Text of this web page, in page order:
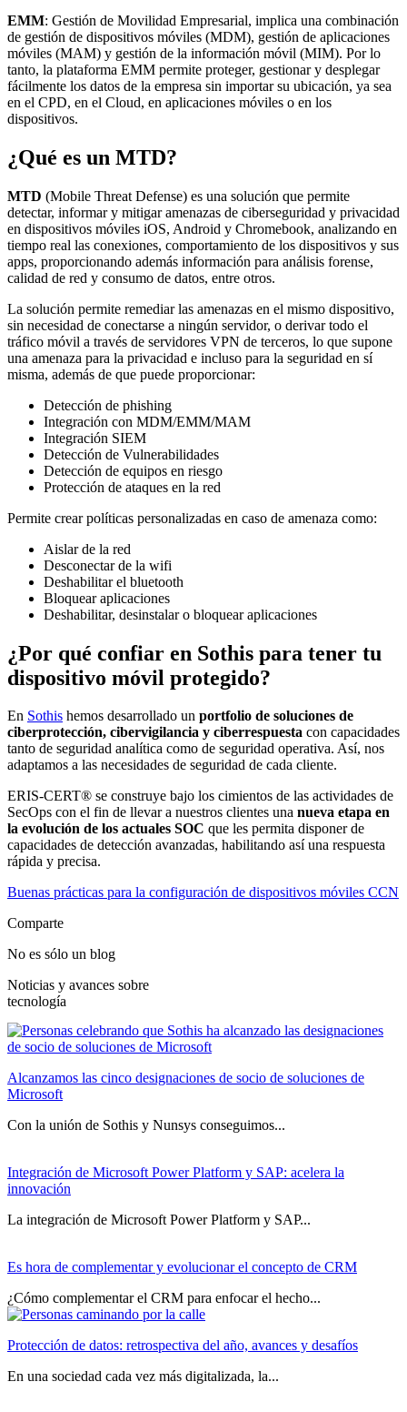
EMM: Gestión de Movilidad Empresarial, implica una combinación
de gestión de dispositivos móviles (MDM), gestión de aplicaciones
móviles (MAM) y gestión de la información móvil (MIM). Por lo
tanto, la plataforma EMM permite proteger, gestionar y desplegar
fácilmente los datos de la empresa sin importar su ubicación, ya sea
en el CPD, en el Cloud, en aplicaciones móviles o en los
dispositivos.
¿Qué es un MTD?
MTD (Mobile Threat Defense) es una solución que permite
detectar, informar y mitigar amenazas de ciberseguridad y privacidad
en dispositivos móviles iOS, Android y Chromebook, analizando en
tiempo real las conexiones, comportamiento de los dispositivos y sus
apps, proporcionando además información para análisis forense,
calidad de red y consumo de datos, entre otros.
La solución permite remediar las amenazas en el mismo dispositivo,
sin necesidad de conectarse a ningún servidor, o derivar todo el
tráfico móvil a través de servidores VPN de terceros, lo que supone
una amenaza para la privacidad e incluso para la seguridad en sí
misma, además de que puede proporcionar:
Detección de phishing
Integración con MDM/EMM/MAM
Integración SIEM
Detección de Vulnerabilidades
Detección de equipos en riesgo
Protección de ataques en la red
Permite crear políticas personalizadas en caso de amenaza como:
Aislar de la red
Desconectar de la wifi
Deshabilitar el bluetooth
Bloquear aplicaciones
Deshabilitar, desinstalar o bloquear aplicaciones
¿Por qué confiar en Sothis para tener tu
dispositivo móvil protegido?
En Sothis hemos desarrollado un portfolio de soluciones de
ciberprotección, cibervigilancia y ciberrespuesta con capacidades
tanto de seguridad analítica como de seguridad operativa. Así, nos
adaptamos a las necesidades de seguridad de cada cliente.
ERIS-CERT® se construye bajo los cimientos de las actividades de
SecOps con el fin de llevar a nuestros clientes una nueva etapa en
la evolución de los actuales SOC que les permita disponer de
capacidades de detección avanzadas, habilitando así una respuesta
rápida y precisa.
Buenas prácticas para la configuración de dispositivos móviles CCN
Comparte
No es sólo un blog
Noticias y avances sobre
tecnología
Alcanzamos las cinco designaciones de socio de soluciones de
Microsoft
Con la unión de Sothis y Nunsys conseguimos...
Integración de Microsoft Power Platform y SAP: acelera la
innovación
La integración de Microsoft Power Platform y SAP...
Es hora de complementar y evolucionar el concepto de CRM
¿Cómo complementar el CRM para enfocar el hecho...
Protección de datos: retrospectiva del año, avances y desafíos
En una sociedad cada vez más digitalizada, la...